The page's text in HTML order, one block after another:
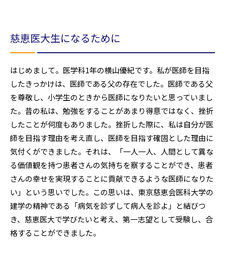
慈恵医大生になるために
はじめまして。医学科1年の横山優紀です。私が医師を目指
したきっかけは、医師である父の存在でした。医師である父
を尊敬し、小学生のときから医師になりたいと思っていまし
た。昔の私は、勉強をすることがあまり得意ではなく、挫折
したことが何度もありました。挫折した際に、私は自分が医
師を目指す理由を考え直し、医師を目指す確固とした理由に
気付くができました。それは、「一人一人、人間として異な
る価値観を持つ患者さんの気持ちを察することができ、患者
さんの幸せを実現することに貢献できるような医師になりた
い」という思いでした。この思いは、東京慈恵会医科大学の
建学の精神である「病気を診ずして病人を診よ」と結びつ
き、慈恵医大で学びたいと考え、第一志望として受験し、合
格することができました。